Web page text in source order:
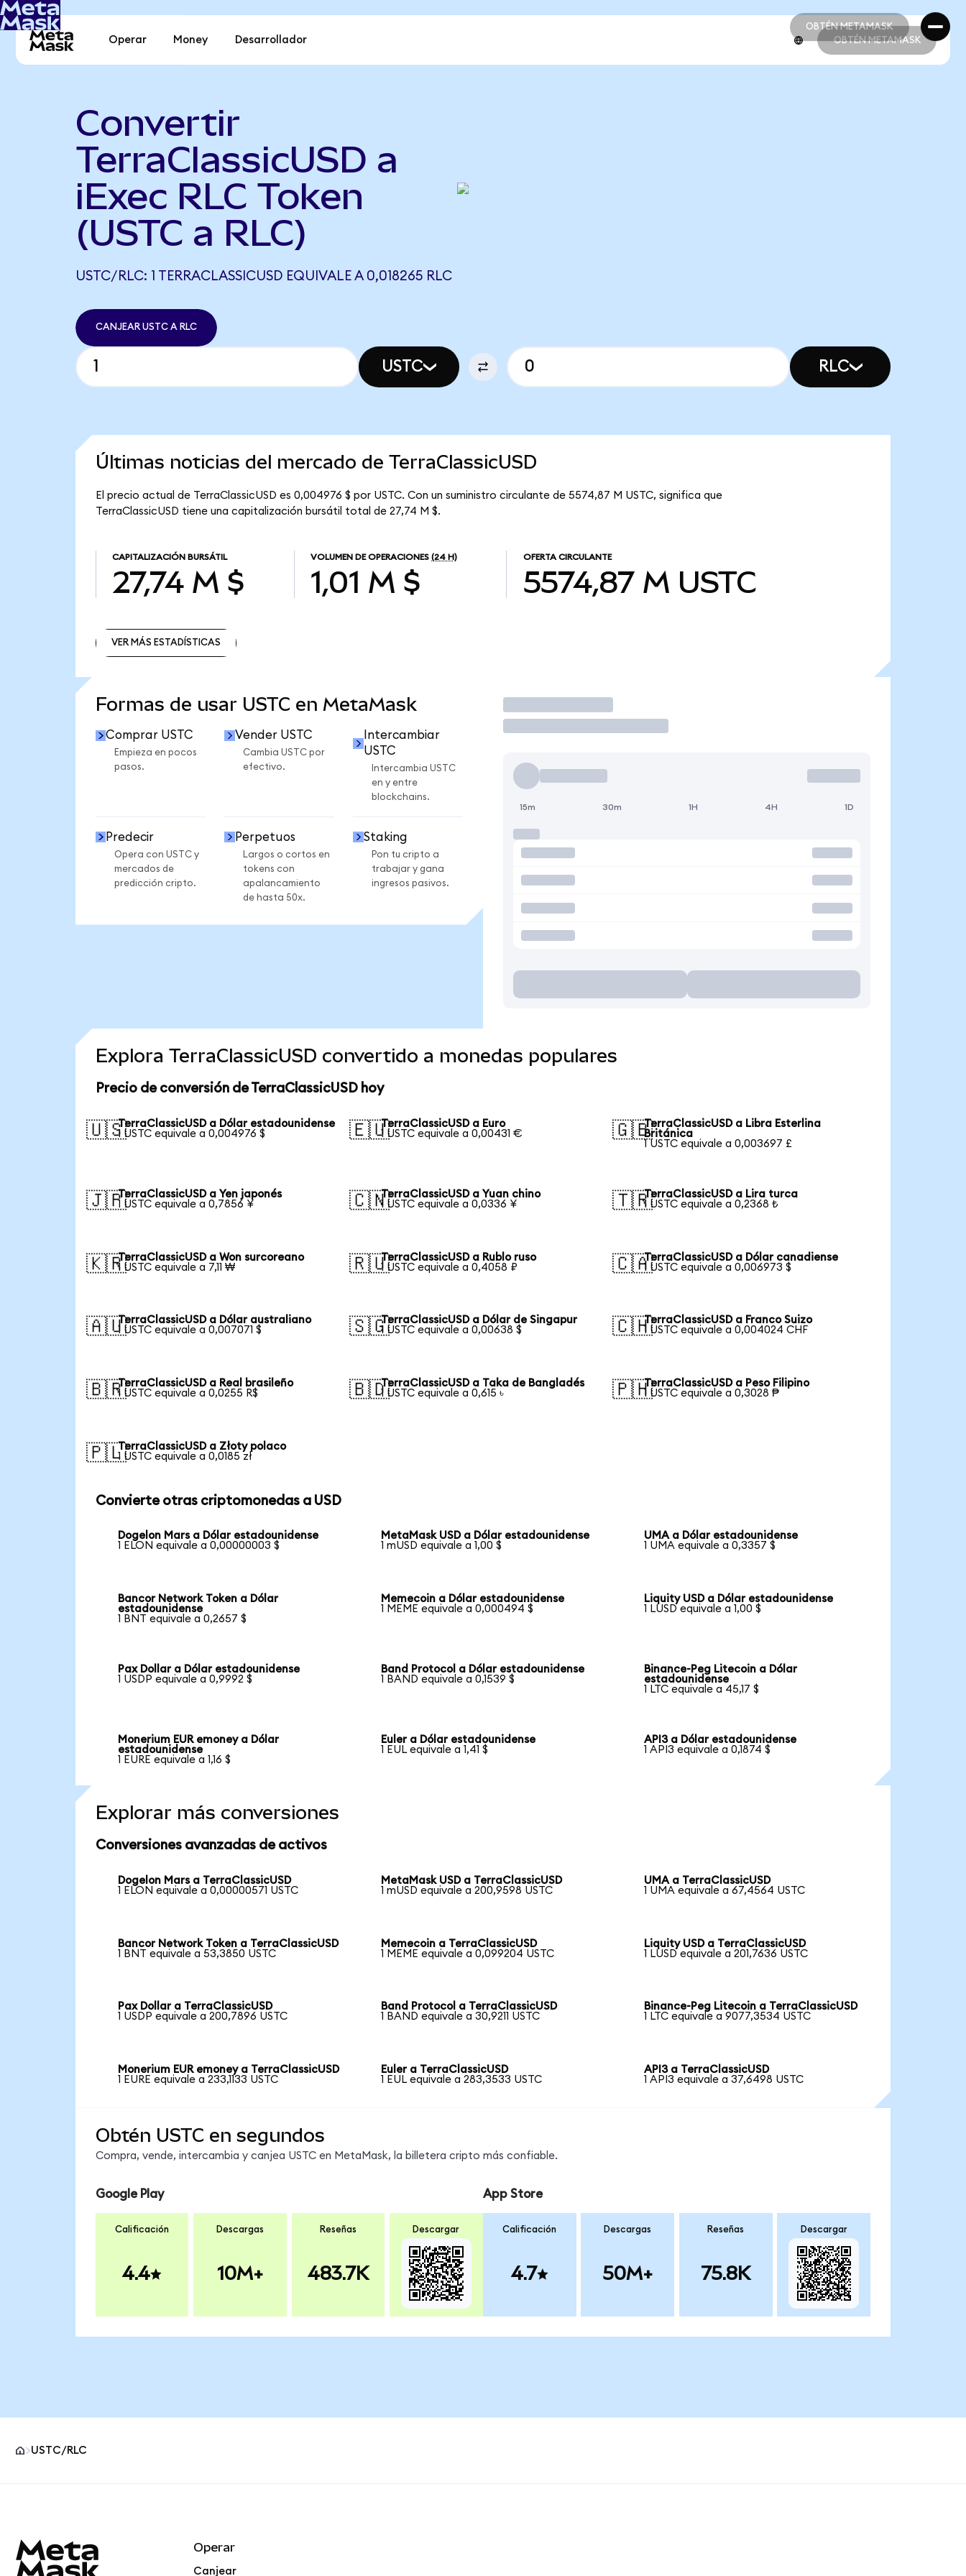
OBTÉN METAMASK
OBTÉN METAMASK
Operar Money Desarrollador OBTÉN METAMASK
Convertir
TerraClassicUSD a
iExec RLC Token
(USTC a RLC)
USTC/RLC: 1 TERRACLASSICUSD EQUIVALE A 0,018265 RLC
CANJEAR USTC A RLC
USTC RLC
Últimas noticias del mercado de TerraClassicUSD
El precio actual de TerraClassicUSD es 0,004976 $ por USTC. Con un suministro circulante de 5574,87 M USTC, significa que
TerraClassicUSD tiene una capitalización bursátil total de 27,74 M $.
CAPITALIZACIÓN BURSÁTIL
27,74 M $
VOLUMEN DE OPERACIONES (24 H)
1,01 M $
OFERTA CIRCULANTE
5574,87 M USTC
VER MÁS ESTADÍSTICAS
Formas de usar USTC en MetaMask
Comprar USTC
Empieza en pocos
pasos.
Vender USTC
Cambia USTC por
efectivo.
Intercambiar
USTC
Intercambia USTC
en y entre
blockchains.
Predecir
Opera con USTC y
mercados de
predicción cripto.
Perpetuos
Largos o cortos en
tokens con
apalancamiento
de hasta 50x.
Staking
Pon tu cripto a
trabajar y gana
ingresos pasivos.
Operar
15m 30m 1H 4H 1D
Explora TerraClassicUSD convertido a monedas populares
Precio de conversión de TerraClassicUSD hoy
🇺🇸TerraClassicUSD a Dólar estadounidense
1 USTC equivale a 0,004976 $
🇪🇺TerraClassicUSD a Euro
1 USTC equivale a 0,00431 €
🇬🇧TerraClassicUSD a Libra Esterlina
Británica
1 USTC equivale a 0,003697 £
🇯🇵TerraClassicUSD a Yen japonés
1 USTC equivale a 0,7856 ¥
🇨🇳TerraClassicUSD a Yuan chino
1 USTC equivale a 0,0336 ¥
🇹🇷TerraClassicUSD a Lira turca
1 USTC equivale a 0,2368 ₺
🇰🇷TerraClassicUSD a Won surcoreano
1 USTC equivale a 7,11 ₩
🇷🇺TerraClassicUSD a Rublo ruso
1 USTC equivale a 0,4058 ₽
🇨🇦TerraClassicUSD a Dólar canadiense
1 USTC equivale a 0,006973 $
🇦🇺TerraClassicUSD a Dólar australiano
1 USTC equivale a 0,007071 $
🇸🇬TerraClassicUSD a Dólar de Singapur
1 USTC equivale a 0,00638 $
🇨🇭TerraClassicUSD a Franco Suizo
1 USTC equivale a 0,004024 CHF
🇧🇷TerraClassicUSD a Real brasileño
1 USTC equivale a 0,0255 R$
🇧🇩TerraClassicUSD a Taka de Bangladés
1 USTC equivale a 0,615 ৳
🇵🇭TerraClassicUSD a Peso Filipino
1 USTC equivale a 0,3028 ₱
🇵🇱TerraClassicUSD a Złoty polaco
1 USTC equivale a 0,0185 zł
Convierte otras criptomonedas a USD
Dogelon Mars a Dólar estadounidense
1 ELON equivale a 0,00000003 $
MetaMask USD a Dólar estadounidense
1 mUSD equivale a 1,00 $
UMA a Dólar estadounidense
1 UMA equivale a 0,3357 $
Bancor Network Token a Dólar
estadounidense
1 BNT equivale a 0,2657 $
Memecoin a Dólar estadounidense
1 MEME equivale a 0,000494 $
Liquity USD a Dólar estadounidense
1 LUSD equivale a 1,00 $
Pax Dollar a Dólar estadounidense
1 USDP equivale a 0,9992 $
Band Protocol a Dólar estadounidense
1 BAND equivale a 0,1539 $
Binance-Peg Litecoin a Dólar
estadounidense
1 LTC equivale a 45,17 $
Monerium EUR emoney a Dólar
estadounidense
1 EURE equivale a 1,16 $
Euler a Dólar estadounidense
1 EUL equivale a 1,41 $
API3 a Dólar estadounidense
1 API3 equivale a 0,1874 $
Explorar más conversiones
Conversiones avanzadas de activos
Dogelon Mars a TerraClassicUSD
1 ELON equivale a 0,00000571 USTC
MetaMask USD a TerraClassicUSD
1 mUSD equivale a 200,9598 USTC
UMA a TerraClassicUSD
1 UMA equivale a 67,4564 USTC
Bancor Network Token a TerraClassicUSD
1 BNT equivale a 53,3850 USTC
Memecoin a TerraClassicUSD
1 MEME equivale a 0,099204 USTC
Liquity USD a TerraClassicUSD
1 LUSD equivale a 201,7636 USTC
Pax Dollar a TerraClassicUSD
1 USDP equivale a 200,7896 USTC
Band Protocol a TerraClassicUSD
1 BAND equivale a 30,9211 USTC
Binance-Peg Litecoin a TerraClassicUSD
1 LTC equivale a 9077,3534 USTC
Monerium EUR emoney a TerraClassicUSD
1 EURE equivale a 233,1133 USTC
Euler a TerraClassicUSD
1 EUL equivale a 283,3533 USTC
API3 a TerraClassicUSD
1 API3 equivale a 37,6498 USTC
Obtén USTC en segundos
Compra, vende, intercambia y canjea USTC en MetaMask, la billetera cripto más confiable.
Google Play
Calificación
4.4
Descargas
10M+
Reseñas
483.7K
Descargar
App Store
Calificación
4.7
Descargas
50M+
Reseñas
75.8K
Descargar
USTC/RLC
Operar
Canjear